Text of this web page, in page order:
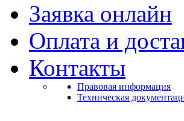
Заявка онлайн
Оплата и
Контакты
Правовая информация
Техническая